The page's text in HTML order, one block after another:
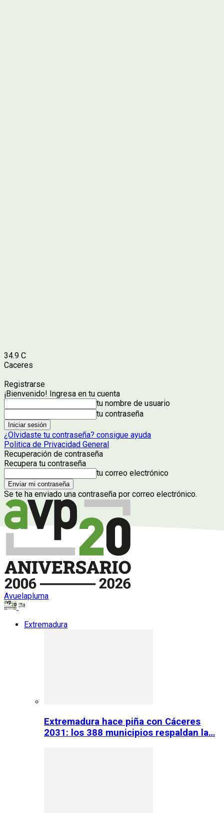
34.9 C
Caceres
Registrarse
¡Bienvenido! Ingresa en tu cuenta
tu nombre de usuario
tu contraseña
¿Olvidaste tu contraseña? consigue ayuda
Politica de Privacidad General
Recuperación de contraseña
Recupera tu contraseña
tu correo electrónico
Se te ha enviado una contraseña por correo electrónico.
Avuelapluma
Extremadura
Extremadura hace piña con Cáceres
2031: los 388 municipios respaldan la…